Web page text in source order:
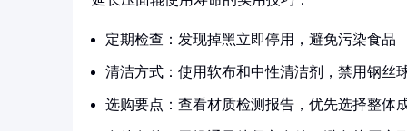
定期检查：发现掉黑立即停用，避免污染食品
清洁方式：使用软布和中性清洁剂，禁用钢丝
选购要点：查看材质检测报告，优先选择整体